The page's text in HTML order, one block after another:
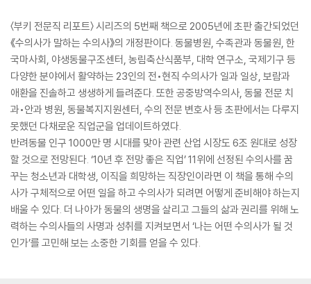
〈부키 전문직 리포트〉 시리즈의 5번째 책으로 2005년에 초판 출간되었던
《수의사가 말하는 수의사》의 개정판이다. 동물병원, 수족관과 동물원, 한
국마사회, 야생동물구조센터, 농림축산식품부, 대학 연구소, 국제기구 등
다양한 분야에서 활약하는 23인의 전•현직 수의사가 일과 일상, 보람과
애환을 진솔하고 생생하게 들려준다. 또한 공중방역수의사, 동물 전문 치
과•안과 병원, 동물복지지원센터, 수의 전문 변호사 등 초판에서는 다루지
못했던 다채로운 직업군을 업데이트하였다.
반려동물 인구 1000만 명 시대를 맞아 관련 산업 시장도 6조 원대로 성장
할 것으로 전망된다. ‘10년 후 전망 좋은 직업’ 11위에 선정된 수의사를 꿈
꾸는 청소년과 대학생, 이직을 희망하는 직장인이라면 이 책을 통해 수의
사가 구체적으로 어떤 일을 하고 수의사가 되려면 어떻게 준비해야 하는지
배울 수 있다. 더 나아가 동물의 생명을 살리고 그들의 삶과 권리를 위해 노
력하는 수의사들의 사명과 성취를 지켜보면서 ‘나는 어떤 수의사가 될 것
인가’를 고민해 보는 소중한 기회를 얻을 수 있다.